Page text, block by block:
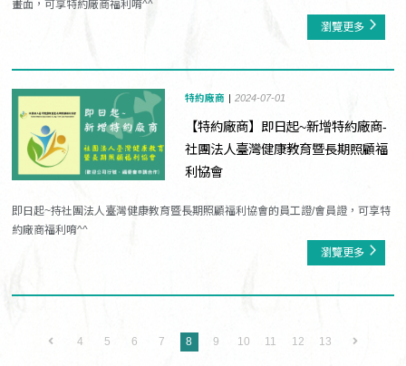
畫面，可享特約廠商福利唷^^
瀏覽更多
特約廠商 2024-07-01
【特約廠商】即日起~新增特約廠商-
社團法人臺灣健康教育暨長期照顧福
利協會
即日起~持社團法人臺灣健康教育暨長期照顧福利協會的員工證/會員證，可享特
約廠商福利唷^^
瀏覽更多
4 5 6 7 8 9 10 11 12 13